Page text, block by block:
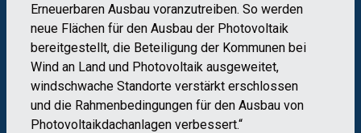
Erneuerbaren Ausbau voranzutreiben. So werden
neue Flächen für den Ausbau der Photovoltaik
bereitgestellt, die Beteiligung der Kommunen bei
Wind an Land und Photovoltaik ausgeweitet,
windschwache Standorte verstärkt erschlossen
und die Rahmenbedingungen für den Ausbau von
Photovoltaikdachanlagen verbessert.“